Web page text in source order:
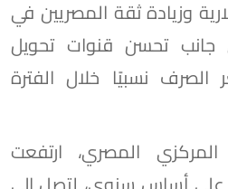
وزيادة ثقة المصريين في
جانب تحسن قنوات تحويل
الصرف نسبيًا خلال الفترة
المركزي المصري، ارتفعت